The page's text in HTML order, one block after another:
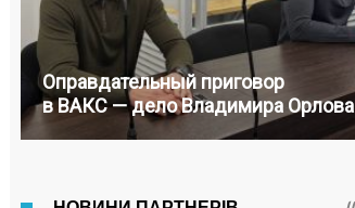
Оправдательный приговор
в ВАКС — дело Владимира Орлова